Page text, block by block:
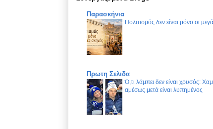
Παρασκήνια
Πολιτισμός δεν είναι μόνο οι
Πρωτη Σελιδα
Ό,τι λάμπει δεν είναι χρυσός:
αμέσως μετά είναι λυπημένος